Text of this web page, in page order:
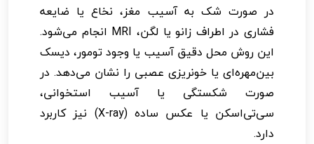
در صورت شک به آسیب مغز، نخاع یا ضایعه
فشاری در اطراف زانو یا لگن، MRI انجام می‌شود.
این روش محل دقیق آسیب یا وجود تومور، دیسک
بین‌مهره‌ای یا خونریزی عصبی را نشان می‌دهد. در
صورت شکستگی یا آسیب استخوانی،
سی‌تی‌اسکن یا عکس ساده (X-ray) نیز کاربرد
دارد.